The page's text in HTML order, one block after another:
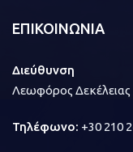
ΕΠΙΚΟΙΝΩΝΙΑ
Διεύθυνση
Λεωφόρος Δεκέλειας
Τηλέφωνο: +30 210